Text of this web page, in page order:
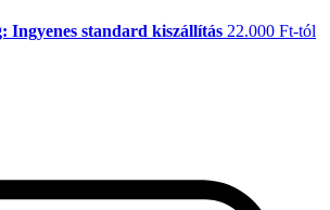
Ingyenes standard kiszállítás 22.000 Ft-tól